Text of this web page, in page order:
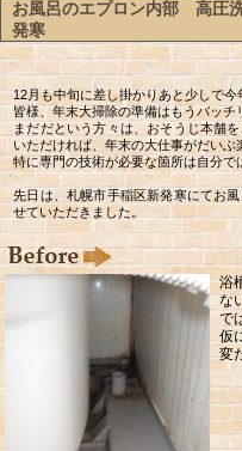
お風呂のエプロン内部 高圧
発寒
12月も中旬に差し掛かりあと少しで
皆様、年末大掃除の準備はもうバッチ
まだだという方々は、おそうじ本舗
いただければ、年末の大仕事がだいぶ
特に専門の技術が必要な箇所は自分
先日は、札幌市手稲区新発寒にてお
せていただきました。
浴
な
で
仮
変